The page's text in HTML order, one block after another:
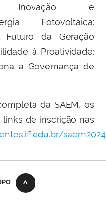
Inovação e
Fotovoltaica:
da Geração
à Proatividade:
a Governança de
da SAEM, os
de inscrição nas
saem2024